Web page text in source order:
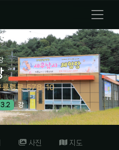
룡령로 578-10
3.2 강
사진 지도